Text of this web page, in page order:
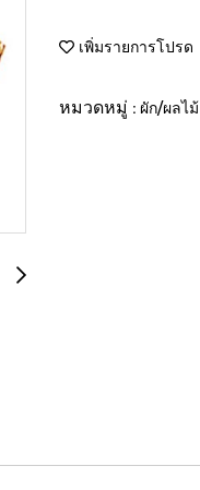
เพิ่มรายการโปรด
หมวดหมู่ : ผัก/ผลไม้